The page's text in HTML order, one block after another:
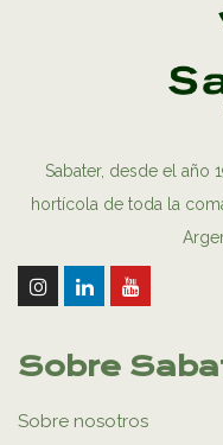
Sabater, desde el año
hortícola de toda la
Sobre
Sobre nosotros